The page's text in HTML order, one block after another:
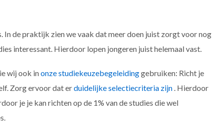
In de praktijk zien we vaak dat meer doen juist zorgt voor nog
interessant. Hierdoor lopen jongeren juist helemaal vast.
wij ook inonze studiekeuzebegeleidinggebruiken: Richt je
Zorg ervoor dat erduidelijke selectiecriteria zijn . Hierdoor
je je kan richten op de 1% van de studies die wel